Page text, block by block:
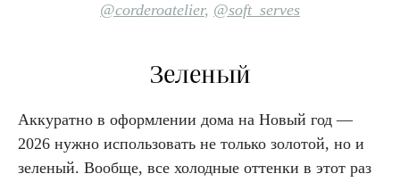
@corderoatelier, @soft_serves
Зеленый
Аккуратно в оформлении дома на Новый год —
2026 нужно использовать не только золотой, но и
зеленый. Вообще, все холодные оттенки в этот раз